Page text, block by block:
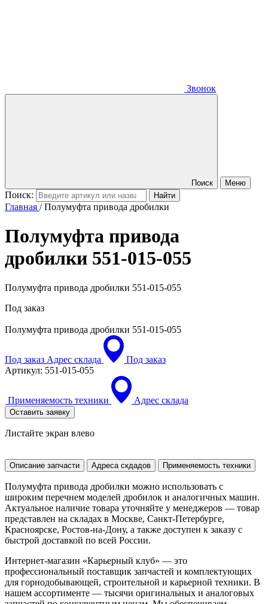
Звонок
Поиск Меню
Поиск:
Главная /Полумуфта привода дробилки
Полумуфта привода
дробилки 551-015-055
Полумуфта привода дробилки 551-015-055
Под заказ
Полумуфта привода дробилки 551-015-055
Под заказ Адрес склада
Под заказ
Артикул: 551-015-055
Применяемость техники Адрес склада
Оставить заявку
Листайте экран влево
Описание запчасти Адреса скдадов Применяемость техники
Полумуфта привода дробилки можно использовать с
широким перечнем моделей дробилок и аналогичных машин.
Актуальное наличие товара уточняйте у менеджеров — товар
представлен на складах в Москве, Санкт-Петербурге,
Красноярске, Ростов-на-Дону, а также доступен к заказу с
быстрой доставкой по всей России.
Интернет-магазин «Карьерный клуб» — это
профессиональный поставщик запчастей и комплектующих
для горнодобывающей, строительной и карьерной техники. В
нашем ассортименте — тысячи оригинальных и аналоговых